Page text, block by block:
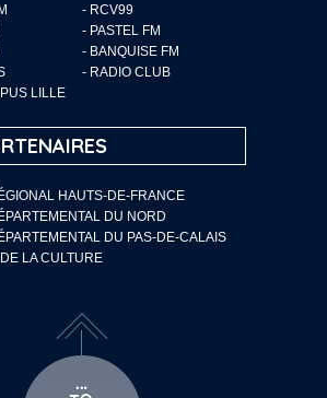
- RCV99
- PASTEL FM
- BANQUISE FM
- RADIO CLUB
LILLE
HAUTS-DE-FRANCE
DU NORD
DU PAS-DE-CALAIS
LA CULTURE